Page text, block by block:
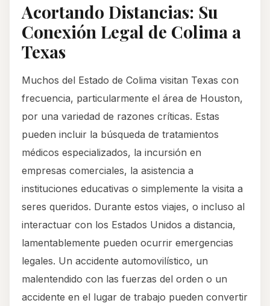
Acortando Distancias: Su
Conexión Legal de Colima a
Texas
Muchos del Estado de Colima visitan Texas con
frecuencia, particularmente el área de Houston,
por una variedad de razones críticas. Estas
pueden incluir la búsqueda de tratamientos
médicos especializados, la incursión en
empresas comerciales, la asistencia a
instituciones educativas o simplemente la visita a
seres queridos. Durante estos viajes, o incluso al
interactuar con los Estados Unidos a distancia,
lamentablemente pueden ocurrir emergencias
legales. Un accidente automovilístico, un
malentendido con las fuerzas del orden o un
accidente en el lugar de trabajo pueden convertir